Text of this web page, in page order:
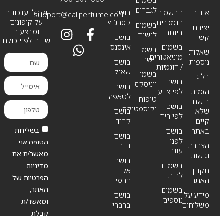
אודות
יצירת
קשר
שאלות
נוספות
בלוג
הזמנת
בושם
שלא
קיים
באתר
הצהרת
נגישות
תקנון
האתר
מידע על
משלוחים
לגברים
בשמים
לנשים
בשמי
נישה
בשמי
יוניסקס
טיפוח
וקוסמטיקה
הבשמים
הנמכרים
ביותר
בשמים
מיניאטורים
/ דוגמיות
בושם
לפי צבע
בושם
לפי ריח
בושם
לפני
עונה
בשמים
לבית
בשמים
נוספים
בושם
קסרג’וף
בושם
אינסנס
בושם
שאנל
בושם
לטאפה
בושם
קריד
בושם
דיור
בושם
אל
חרמין
בושם
ברברי
support@callperfume.co.ilוקבלו עדכונים
על קופונים
ומבצעים
שווים לפני כולם
בשליחת
הטופס אני
מאשר/ת את
מדיניות
הפרטיות של
האתר,
ומאשר/ת
קבלת